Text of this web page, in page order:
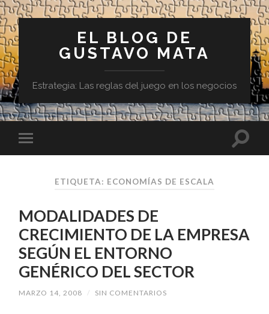
EL BLOG DE
GUSTAVO MATA
Estrategia: Las reglas del juego en los negocios
ETIQUETA: ECONOMÍAS DE ESCALA
MODALIDADES DE
CRECIMIENTO DE LA EMPRESA
SEGÚN EL ENTORNO
GENÉRICO DEL SECTOR
MARZO 14, 2008 / SIN COMENTARIOS